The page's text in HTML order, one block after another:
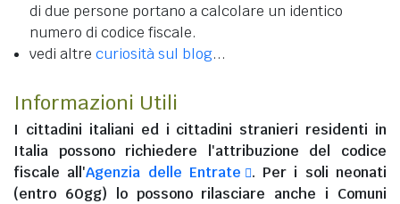
di due persone portano a calcolare un identico
numero di codice fiscale.
vedi altre curiosità sul blog...
Informazioni Utili
I cittadini italiani ed i cittadini stranieri residenti in
Italia possono richiedere l'attribuzione del codice
fiscale all'Agenzia delle Entrate
. Per i soli neonati
(entro 60gg) lo possono rilasciare anche i Comuni